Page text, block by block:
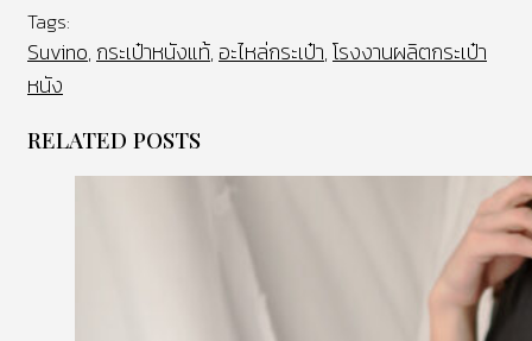
Tags:
Suvino, กระเป๋าหนังแท้, อะไหล่กระเป๋า, โรงงานผลิตกระเป๋า
หนัง
RELATED POSTS